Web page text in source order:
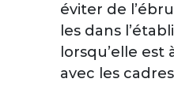
éviter de
les dans
lorsqu’elle
avec les